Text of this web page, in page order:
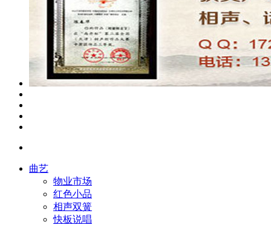
曲艺
物业市场
红色小品
相声双簧
快板说唱